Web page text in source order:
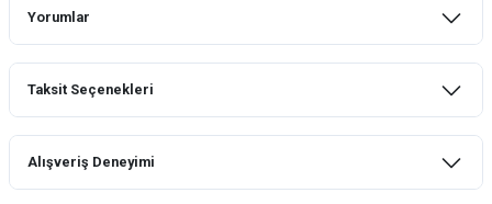
Yorumlar
Taksit Seçenekleri
Alışveriş Deneyimi